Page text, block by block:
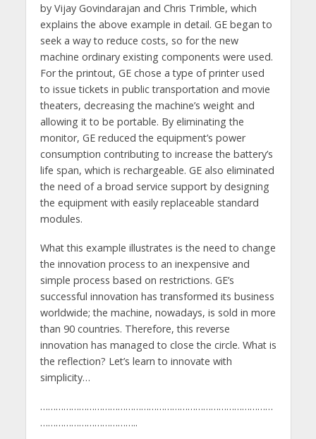
by Vijay Govindarajan and Chris Trimble, which
explains the above example in detail. GE began to
seek a way to reduce costs, so for the new
machine ordinary existing components were used.
For the printout, GE chose a type of printer used
to issue tickets in public transportation and movie
theaters, decreasing the machine’s weight and
allowing it to be portable. By eliminating the
monitor, GE reduced the equipment’s power
consumption contributing to increase the battery’s
life span, which is rechargeable. GE also eliminated
the need of a broad service support by designing
the equipment with easily replaceable standard
modules.
What this example illustrates is the need to change
the innovation process to an inexpensive and
simple process based on restrictions. GE’s
successful innovation has transformed its business
worldwide; the machine, nowadays, is sold in more
than 90 countries. Therefore, this reverse
innovation has managed to close the circle. What is
the reflection? Let’s learn to innovate with
simplicity…
………………………………………………………………………………
………………………………..